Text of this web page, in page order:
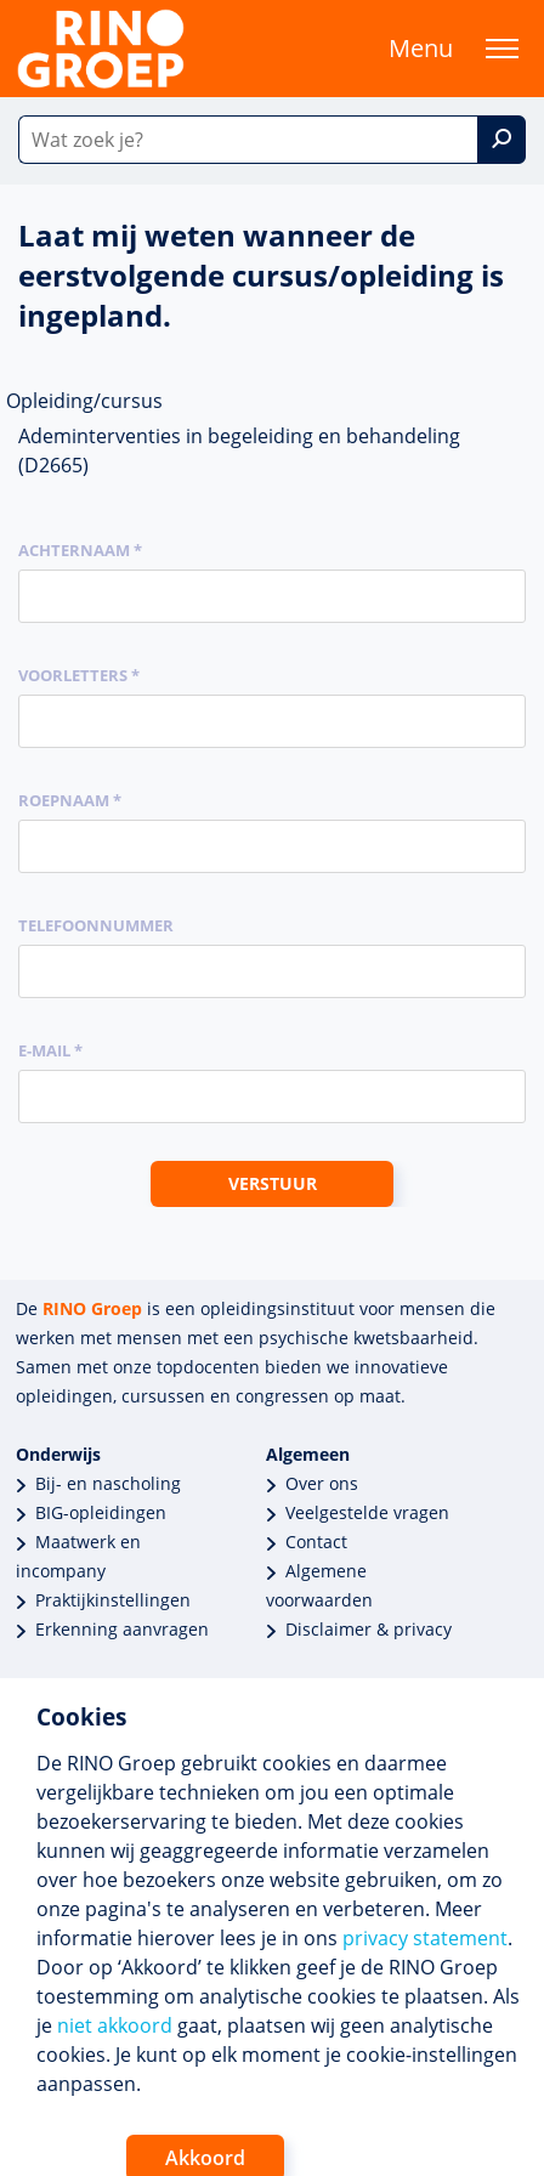
Cookies
De RINO Groep gebruikt cookies en daarmee
vergelijkbare technieken om jou een optimale
bezoekerservaring te bieden. Met deze cookies
kunnen wij geaggregeerde informatie verzamelen
over hoe bezoekers onze website gebruiken, om zo
onze pagina's te analyseren en verbeteren. Meer
informatie hierover lees je in ons privacy statement.
Door op ‘Akkoord’ te klikken geef je de RINO Groep
toestemming om analytische cookies te plaatsen. Als
je niet akkoord gaat, plaatsen wij geen analytische
cookies. Je kunt op elk moment je cookie-instellingen
aanpassen.
Akkoord
Menu
Laat mij weten wanneer de
eerstvolgende cursus/opleiding is
ingepland.
Opleiding/cursus
Ademinterventies in begeleiding en behandeling
(D2665)
ACHTERNAAM *
VOORLETTERS *
ROEPNAAM *
TELEFOONNUMMER
E-MAIL *
De RINO Groep is een opleidings­insti­tuut voor mensen die
werken met mensen met een psychische kwets­baar­heid.
Samen met onze top­docenten bieden we innova­tieve
opleidingen, cursussen en congres­sen op maat.
Onderwijs
Bij- en nascholing
BIG-opleidingen
Maatwerk en
incompany
Praktijkinstellingen
Erkenning aanvragen
Algemeen
Over ons
Veelgestelde vragen
Contact
Algemene
voorwaarden
Disclaimer & privacy
Meer dan 250 opleidingen
Alle BIG-opleidingen in huis
Cedeo-erkend en CRKBO-geregistreerd
Gemiddelde beoordeling 8,4
Volg ons
Blijf op de hoogte van het (nieuwe) scholings­
aanbod en ons laatste nieuws.